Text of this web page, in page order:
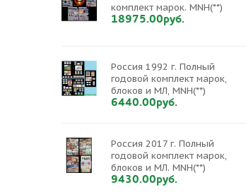
комплект марок. MNH(**)
18975.00руб.
Россия 1992 г. Полный
годовой комплект марок,
блоков и МЛ, MNH(**)
6440.00руб.
Россия 2017 г. Полный
годовой комплект марок,
блоков и МЛ. MNH(**)
9430.00руб.